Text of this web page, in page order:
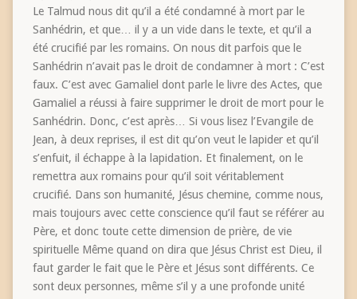
Le Talmud nous dit qu’il a été condamné à mort par le
Sanhédrin, et que… il y a un vide dans le texte, et qu’il a
été crucifié par les romains. On nous dit parfois que le
Sanhédrin n’avait pas le droit de condamner à mort : C’est
faux. C’est avec Gamaliel dont parle le livre des Actes, que
Gamaliel a réussi à faire supprimer le droit de mort pour le
Sanhédrin. Donc, c’est après… Si vous lisez l’Evangile de
Jean, à deux reprises, il est dit qu’on veut le lapider et qu’il
s’enfuit, il échappe à la lapidation. Et finalement, on le
remettra aux romains pour qu’il soit véritablement
crucifié. Dans son humanité, Jésus chemine, comme nous,
mais toujours avec cette conscience qu’il faut se référer au
Père, et donc toute cette dimension de prière, de vie
spirituelle Même quand on dira que Jésus Christ est Dieu, il
faut garder le fait que le Père et Jésus sont différents. Ce
sont deux personnes, même s’il y a une profonde unité